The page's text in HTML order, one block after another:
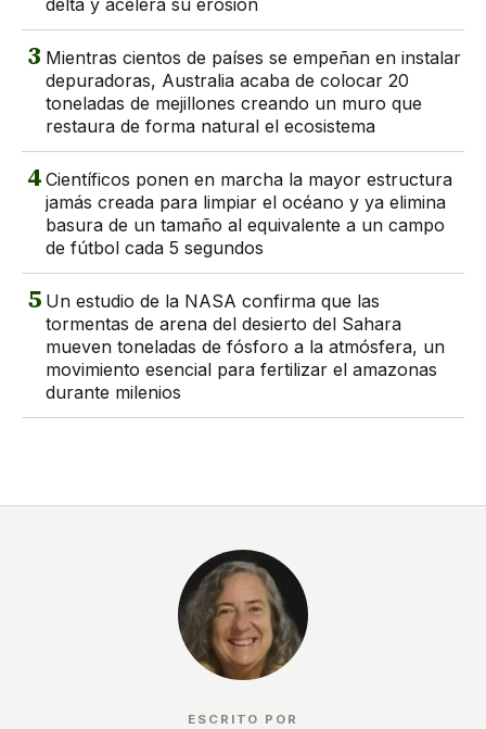
delta y acelera su erosión
3 Mientras cientos de países se empeñan en instalar
depuradoras, Australia acaba de colocar 20
toneladas de mejillones creando un muro que
restaura de forma natural el ecosistema
4 Científicos ponen en marcha la mayor estructura
jamás creada para limpiar el océano y ya elimina
basura de un tamaño al equivalente a un campo
de fútbol cada 5 segundos
5 Un estudio de la NASA confirma que las
tormentas de arena del desierto del Sahara
mueven toneladas de fósforo a la atmósfera, un
movimiento esencial para fertilizar el amazonas
durante milenios
ESCRITO POR